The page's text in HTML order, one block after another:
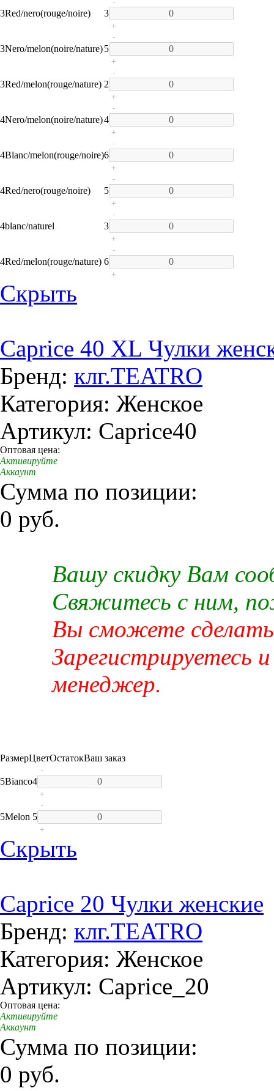
3Red/nero(rouge/noire) 3
+
3Nero/melon(noire/nature)5
-
+
3Red/melon(rouge/nature) 2
-
+
4Nero/melon(noire/nature)4
-
+
4Blanc/melon(rouge/noire)6
-
+
4Red/nero(rouge/noire) 5
-
+
4blanc/naturel 3
-
+
4Red/melon(rouge/nature) 6
-
+
Скрыть
Caprice 40 XL Чулки
Бренд: клг.TEATRO
Категория: Женское
Артикул: Caprice40
Оптовая цена:
Активируйте
Аккаунт
Сумма по позиции:
0 руб.
Вашу скидку Вам
Свяжитесь с ним,
Вы сможете сделать
Зарегистрируетесь
менеджер.
РазмерЦветОстатокВаш заказ
5Bianco4
-
+
5Melon 5
-
+
Скрыть
Caprice 20 Чулки женские
Бренд: клг.TEATRO
Категория: Женское
Артикул: Caprice_20
Оптовая цена:
Активируйте
Аккаунт
Сумма по позиции:
0 руб.